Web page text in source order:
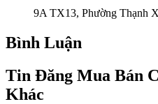
9A TX13, Phường Thạnh
Bình Luận
Tin Đăng Mua Bán
Khác